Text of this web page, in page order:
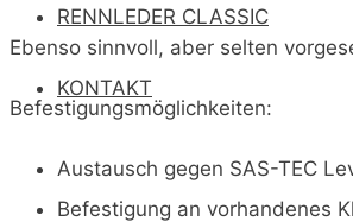
RENNLEDER CLASSIC
KONTAKT
Ebenso sinnvoll, aber selten
Befestigungsmöglichkeiten:
Austausch gegen SAS-TEC
Befestigung an vorhandenes